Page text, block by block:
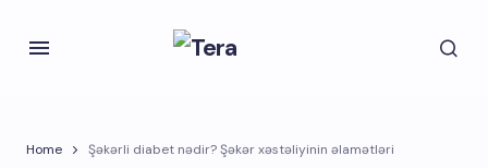
Home Şəkərli diabet nədir? Şəkər xəstəliyinin əlamətləri